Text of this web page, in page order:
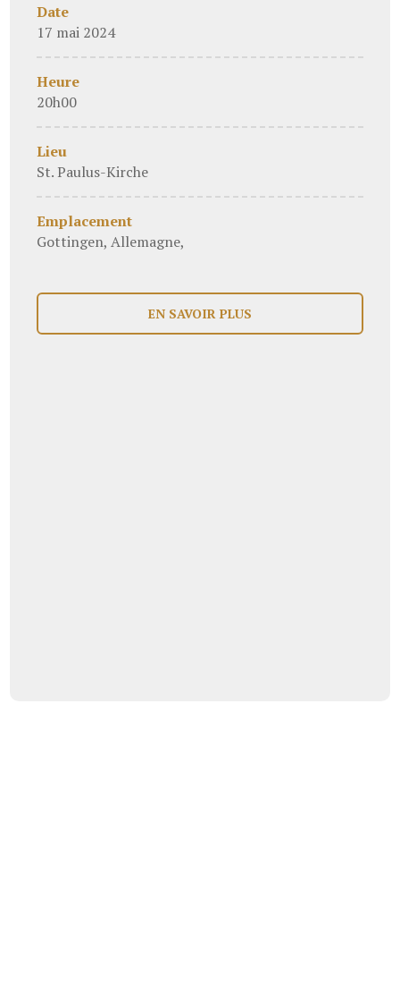
Date
17 mai 2024
Heure
20h00
Lieu
St. Paulus-Kirche
Emplacement
Gottingen, Allemagne,
EN SAVOIR PLUS